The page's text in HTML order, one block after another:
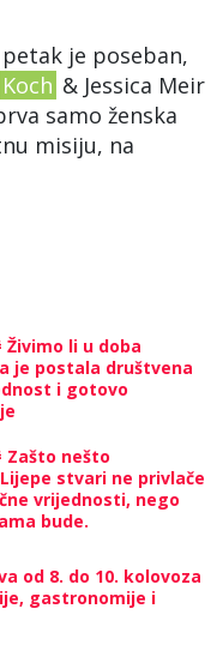
je poseban,
Koch & Jessica Meir
samo ženska
misiju, na
li u doba
je postala društvena
i gotovo
nešto
stvari ne privlače
vrijednosti, nego
bude.
od 8. do 10. kolovoza
gastronomije i